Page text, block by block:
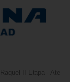
II Etapa - Ate